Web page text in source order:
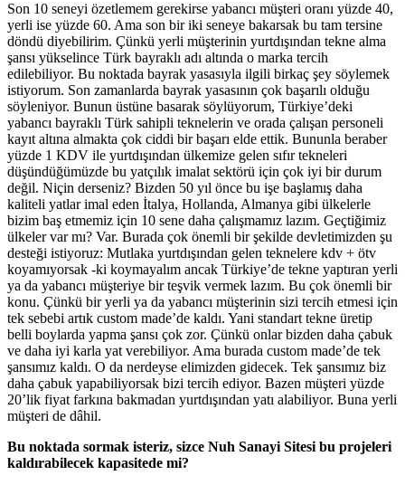
Son 10 seneyi özetlemem gerekirse yabancı müşteri oranı yüzde 40,
yerli ise yüzde 60. Ama son bir iki seneye bakarsak bu tam tersine
döndü diyebilirim. Çünkü yerli müşterinin yurtdışından tekne alma
şansı yükselince Türk bayraklı adı altında o marka tercih
edilebiliyor. Bu noktada bayrak yasasıyla ilgili birkaç şey söylemek
istiyorum. Son zamanlarda bayrak yasasının çok başarılı olduğu
söyleniyor. Bunun üstüne basarak söylüyorum, Türkiye’deki
yabancı bayraklı Türk sahipli teknelerin ve orada çalışan personeli
kayıt altına almakta çok ciddi bir başarı elde ettik. Bununla beraber
yüzde 1 KDV ile yurtdışından ülkemize gelen sıfır tekneleri
düşündüğümüzde bu yatçılık imalat sektörü için çok iyi bir durum
değil. Niçin derseniz? Bizden 50 yıl önce bu işe başlamış daha
kaliteli yatlar imal eden İtalya, Hollanda, Almanya gibi ülkelerle
bizim baş etmemiz için 10 sene daha çalışmamız lazım. Geçtiğimiz
ülkeler var mı? Var. Burada çok önemli bir şekilde devletimizden şu
desteği istiyoruz: Mutlaka yurtdışından gelen teknelere kdv + ötv
koyamıyorsak -ki koymayalım ancak Türkiye’de tekne yaptıran yerli
ya da yabancı müşteriye bir teşvik vermek lazım. Bu çok önemli bir
konu. Çünkü bir yerli ya da yabancı müşterinin sizi tercih etmesi için
tek sebebi artık custom made’de kaldı. Yani standart tekne üretip
belli boylarda yapma şansı çok zor. Çünkü onlar bizden daha çabuk
ve daha iyi karla yat verebiliyor. Ama burada custom made’de tek
şansımız kaldı. O da nerdeyse elimizden gidecek. Tek şansımız biz
daha çabuk yapabiliyorsak bizi tercih ediyor. Bazen müşteri yüzde
20’lik fiyat farkına bakmadan yurtdışından yatı alabiliyor. Buna yerli
müşteri de dâhil.
Bu noktada sormak isteriz, sizce Nuh Sanayi Sitesi bu projeleri
kaldırabilecek kapasitede mi?